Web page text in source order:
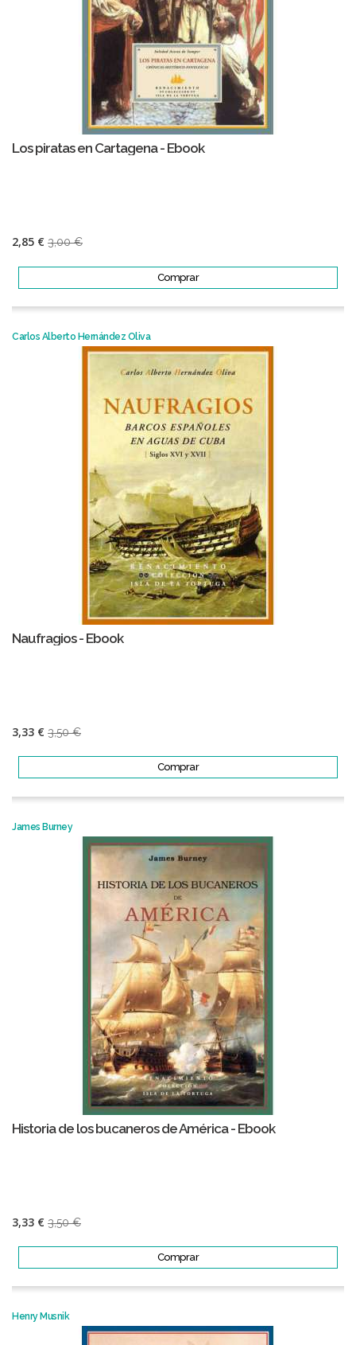
Los piratas en Cartagena - Ebook
2,85 € 3,00 €
Comprar
Carlos Alberto Hernández Oliva
Naufragios - Ebook
3,33 € 3,50 €
Comprar
James Burney
Historia de los bucaneros de América - Ebook
3,33 € 3,50 €
Comprar
Henry Musnik